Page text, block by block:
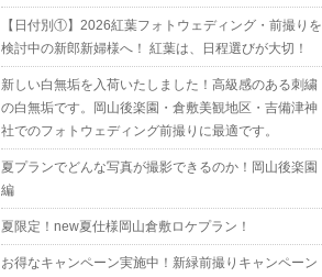
【日付別①】2026紅葉フォトウェディング・前撮りを
検討中の新郎新婦様へ！ 紅葉は、日程選びが大切！
新しい白無垢を入荷いたしました！高級感のある刺繍
の白無垢です。岡山後楽園・倉敷美観地区・吉備津神
社でのフォトウェディング前撮りに最適です。
夏プランでどんな写真が撮影できるのか！岡山後楽園
編
夏限定！new夏仕様岡山倉敷ロケプラン！
お得なキャンペーン実施中！新緑前撮りキャンペーン